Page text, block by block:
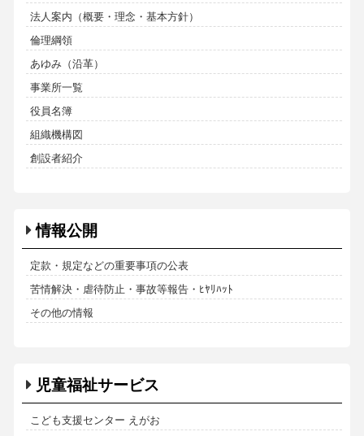
法人案内（概要・理念・基本方針）
倫理綱領
あゆみ（沿革）
事業所一覧
役員名簿
組織機構図
創設者紹介
情報公開
定款・規定などの重要事項の公表
苦情解決・虐待防止・事故等報告・ﾋﾔﾘﾊｯﾄ
その他の情報
児童福祉サービス
こども支援センター えがお